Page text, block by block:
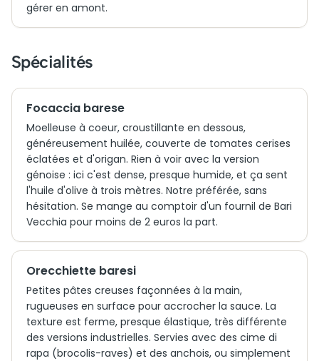
gérer en amont.
Spécialités
Focaccia barese
Moelleuse à coeur, croustillante en dessous,
généreusement huilée, couverte de tomates cerises
éclatées et d'origan. Rien à voir avec la version
génoise : ici c'est dense, presque humide, et ça sent
l'huile d'olive à trois mètres. Notre préférée, sans
hésitation. Se mange au comptoir d'un fournil de Bari
Vecchia pour moins de 2 euros la part.
Orecchiette baresi
Petites pâtes creuses façonnées à la main,
rugueuses en surface pour accrocher la sauce. La
texture est ferme, presque élastique, très différente
des versions industrielles. Servies avec des cime di
rapa (brocolis-raves) et des anchois, ou simplement